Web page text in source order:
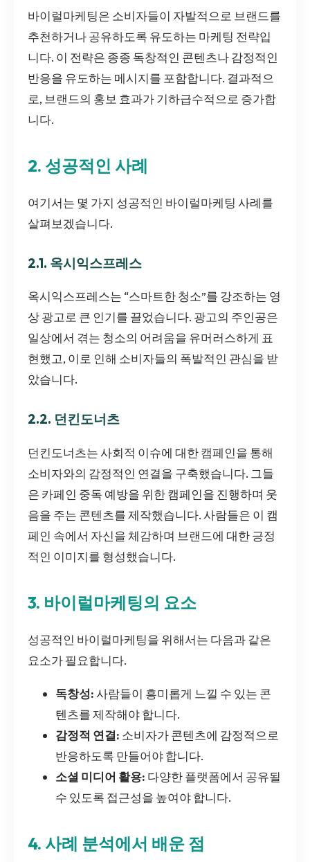
바이럴마케팅은 소비자들이 자발적으로 브랜드를
추천하거나 공유하도록 유도하는 마케팅 전략입
니다. 이 전략은 종종 독창적인 콘텐츠나 감정적인
반응을 유도하는 메시지를 포함합니다. 결과적으
로, 브랜드의 홍보 효과가 기하급수적으로 증가합
니다.
2. 성공적인 사례
여기서는 몇 가지 성공적인 바이럴마케팅 사례를
살펴보겠습니다.
2.1. 옥시익스프레스
옥시익스프레스는 “스마트한 청소”를 강조하는 영
상 광고로 큰 인기를 끌었습니다. 광고의 주인공은
일상에서 겪는 청소의 어려움을 유머러스하게 표
현했고, 이로 인해 소비자들의 폭발적인 관심을 받
았습니다.
2.2. 던킨도너츠
던킨도너츠는 사회적 이슈에 대한 캠페인을 통해
소비자와의 감정적인 연결을 구축했습니다. 그들
은 카페인 중독 예방을 위한 캠페인을 진행하며 웃
음을 주는 콘텐츠를 제작했습니다. 사람들은 이 캠
페인 속에서 자신을 체감하며 브랜드에 대한 긍정
적인 이미지를 형성했습니다.
3. 바이럴마케팅의 요소
성공적인 바이럴마케팅을 위해서는 다음과 같은
요소가 필요합니다.
독창성:사람들이 흥미롭게 느낄 수 있는 콘
텐츠를 제작해야 합니다.
감정적 연결: 소비자가 콘텐츠에 감정적으로
반응하도록 만들어야 합니다.
소셜 미디어 활용: 다양한 플랫폼에서 공유될
수 있도록 접근성을 높여야 합니다.
4. 사례 분석에서 배운 점